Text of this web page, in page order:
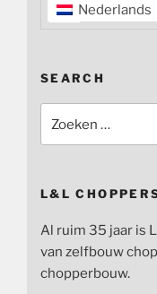
Nederlands
SEARCH
naar:
L&L
Al ruim 35 jaar is
van zelfbouw
chopperbouw.